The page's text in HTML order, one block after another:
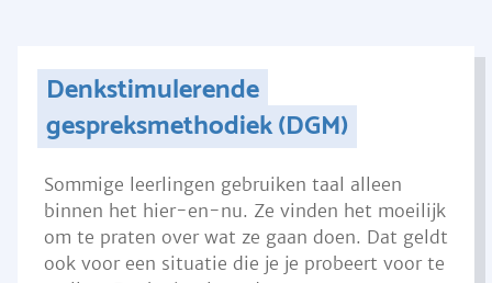
Denkstimulerende
gespreksmethodiek (DGM)
Sommige leerlingen gebruiken taal alleen
binnen het hier-en-nu. Ze vinden het moeilijk
om te praten over wat ze gaan doen. Dat geldt
ook voor een situatie die je je probeert voor te